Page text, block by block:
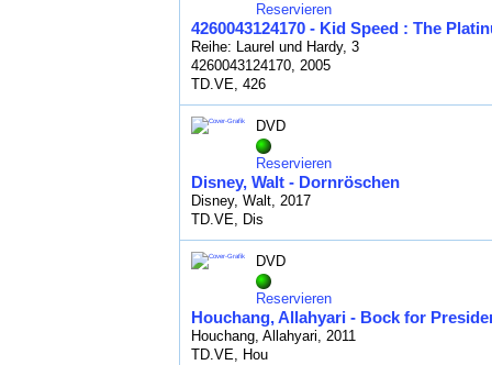
Reservieren
4260043124170 - Kid Speed : The
Reihe: Laurel und Hardy, 3
4260043124170, 2005
TD.VE, 426
DVD
Reservieren
Disney, Walt - Dornröschen
Disney, Walt, 2017
TD.VE, Dis
DVD
Reservieren
Houchang, Allahyari - Bock for
Houchang, Allahyari, 2011
TD.VE, Hou